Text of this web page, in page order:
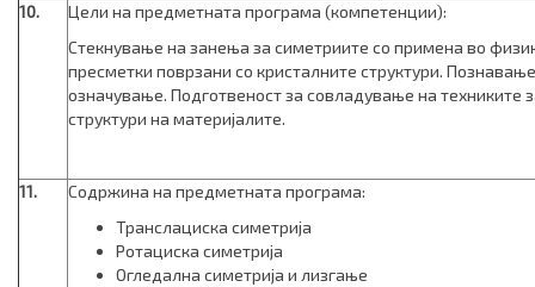
10.
Цели на предметната програма (компетенции):
Стекнување на занења за симетриите со примена во
пресметки поврзани со кристалните структури.
означување. Подготвеност за совладување на техниките
структури на материјалите.
11.
Содржина на предметната програма:
Транслациска симетрија
Ротациска симетрија
Огледална симетрија и лизгање